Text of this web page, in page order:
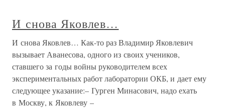
И снова Яковлев…
И снова Яковлев… Как-то раз Владимир Яковлевич
вызывает Аванесова, одного из своих учеников,
ставшего за годы войны руководителем всех
экспериментальных работ лаборатории ОКБ, и дает ему
следующее указание:– Гурген Минасович, надо ехать
в Москву, к Яковлеву –